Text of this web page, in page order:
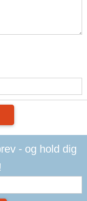
- og hold dig